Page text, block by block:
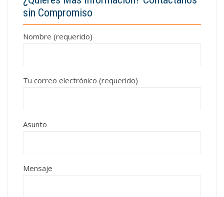
sin Compromiso
Nombre (requerido)
Tu correo electrónico (requerido)
Asunto
Mensaje